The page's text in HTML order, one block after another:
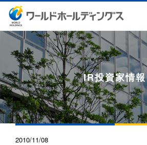
IR投資家情報
2010/11/08